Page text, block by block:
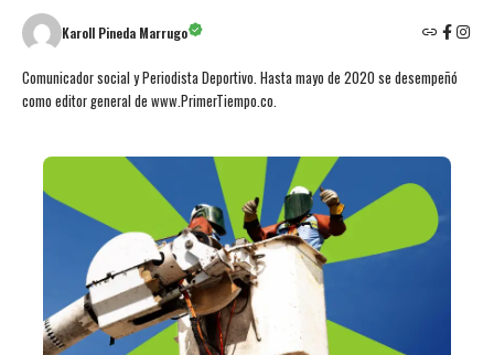
Karoll Pineda Marrugo
Comunicador social y Periodista Deportivo. Hasta mayo de 2020 se desempeñó
como editor general de www.PrimerTiempo.co.